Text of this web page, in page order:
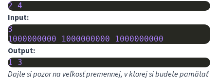
2 4
Input:
3
1000000000
1000000000 1000000000
Output:
1 3
Dajte si pozor na veľkosť premennej, v ktorej si budete pamätať